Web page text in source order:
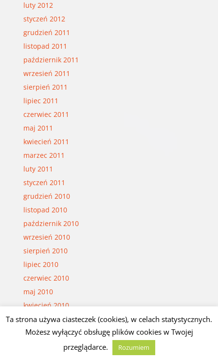
luty 2012
styczeń 2012
grudzień 2011
listopad 2011
październik 2011
wrzesień 2011
sierpień 2011
lipiec 2011
czerwiec 2011
maj 2011
kwiecień 2011
marzec 2011
luty 2011
styczeń 2011
grudzień 2010
listopad 2010
październik 2010
wrzesień 2010
sierpień 2010
lipiec 2010
czerwiec 2010
maj 2010
kwiecień 2010
marzec 2010
luty 2010
styczeń 2010
Ta strona używa ciasteczek (cookies), w celach statystycznych.
Możesz wyłączyć obsługę plików cookies w Twojej
przeglądarce.
Rozumiem